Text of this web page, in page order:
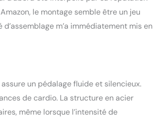
cm. De plus, le vélo de cyclisme en
respirante qui réduit l'inconfort et la
conception intimes】 Le vélo d'exercice à
êtes toujours hydraté pendant votre
minutes. Nous offrons 1 an de pièces de
PASYOU et l'équipe de support client
le montage semble être un jeu
m’a immédiatement mis en
un pédalage fluide et silencieux.
de cardio. La structure en acier
même lorsque l’intensité de